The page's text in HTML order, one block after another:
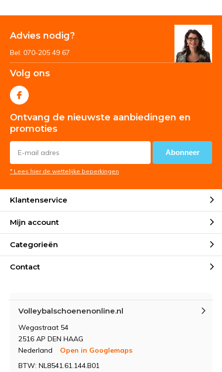
Advies nodig?
Bel: 070-205 49 67
Volg ons
Ontvang de nieuwste aanbiedingen en
promoties
Abonneer
* Lees hier de wettelijke beperkingen
Klantenservice
Mijn account
Categorieën
Contact
Volleybalschoenenonline.nl
Wegastraat 54
2516 AP DEN HAAG
Nederland
Open in Googlemaps
BTW: NL8541.61.144.B01